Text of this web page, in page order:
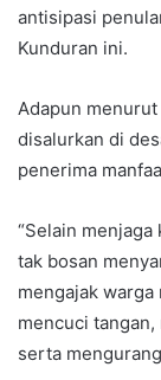
antisipasi
Kunduran ini.
Adapun
disalurkan di
penerima
“Selain menjaga
tak bosan
mengajak warga
mencuci
serta